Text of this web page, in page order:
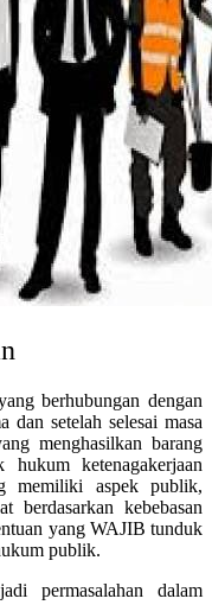
berhubungan dengan
dan setelah selesai masa
menghasilkan barang
ketenagakerjaan
memiliki aspek publik,
berdasarkan kebebasan
yang WAJIB tunduk
publik.
permasalahan dalam